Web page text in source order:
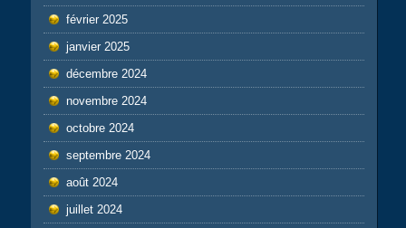
février 2025
janvier 2025
décembre 2024
novembre 2024
octobre 2024
septembre 2024
août 2024
juillet 2024